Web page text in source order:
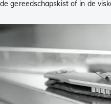
de gereedschapskist of in de